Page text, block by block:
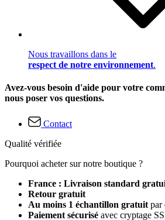
Nous travaillons dans le
respect de notre environnement.
Avez-vous besoin d'aide pour votre
nous poser vos questions.
Contact
Qualité vérifiée
Pourquoi acheter sur notre boutique ?
France : Livraison standard
Retour gratuit
Au moins 1 échantillon gratuit par
Paiement sécurisé avec cryptage